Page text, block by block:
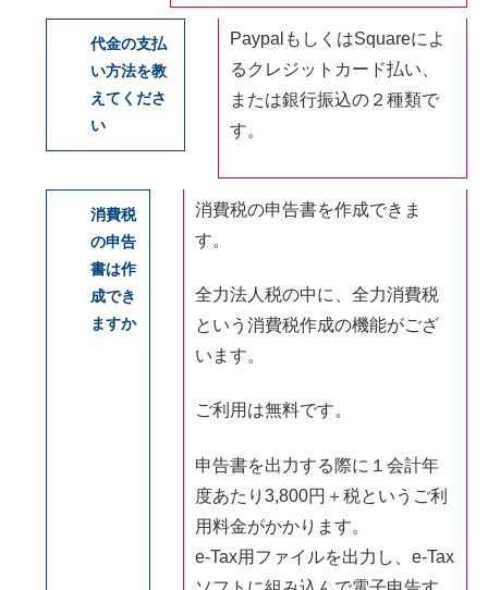
代金の支払
い方法を教
えてくださ
い
PaypalもしくはSquareによ
るクレジットカード払い、
または銀行振込の２種類で
す。
消費税
の申告
書は作
成でき
ますか
消費税の申告書を作成できま
す。
全力法人税の中に、全力消費税
という消費税作成の機能がござ
います。
ご利用は無料です。
申告書を出力する際に１会計年
度あたり3,800円＋税というご利
用料金がかかります。
e-Tax用ファイルを出力し、e-Tax